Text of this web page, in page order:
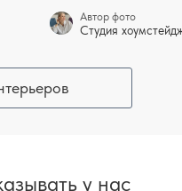
Автор фото
Студия
у нас